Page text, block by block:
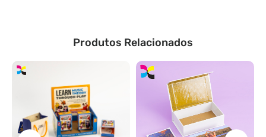
Produtos Relacionados